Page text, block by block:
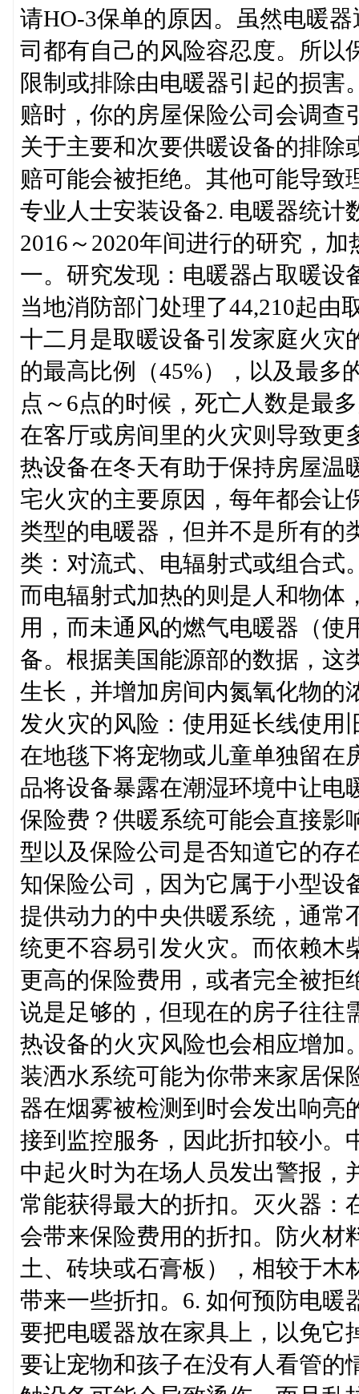
请HO-3保单的原因。虽然电暖
司都有自己的风险容忍度。所以
限制或排除由电暖器引起的损害
赔时，你的房屋保险公司会调查
关于主要和次要供暖设备的排除
赔可能会被拒绝。其他可能导致
专业人士安装设备2. 电暖器统计
2016～2020年间进行的研究，
一。研究发现：电暖器占取暖设
当地消防部门处理了44,210起由
十二月是取暖设备引发家庭火灾
的最高比例（45%），以及最多
点～6点的时候，死亡人数是最
在客厅或房间里的火灾则导致更
热设备在冬天有助于保持房屋温
宅火灾的主要原因，每年都会让
类型的电暖器，但并不是所有的
类：对流式、电辐射式或组合式
而电辐射式加热的则是人和物体
用，而未通风的燃气电暖器（使
备。根据美国能源部的数据，这
生长，并增加房间内氮氧化物的
发火灾的风险：使用延长线使用
在地毯下将宠物或儿童单独留在
品将设备暴露在潮湿环境中让电
保险费？供暖系统可能会直接影
型以及保险公司是否知道它的存
知保险公司，因为它属于小型设
提供动力的中央供暖系统，通常
统更不容易引发火灾。而依赖木
更高的保险费用，或者完全被拒
说是足够的，但现在的房子往往
热设备的火灾风险也会相应增加
装洒水系统可能为你带来家居保
器在烟雾被检测到时会发出响亮
接到监控服务，因此折扣较小。
中起火时为在场人员发出警报，
常能获得最大的折扣。灭火器：
会带来保险费用的折扣。防火材
土、砖块或石膏板），相较于木
带来一些折扣。6. 如何预防电
要把电暖器放在家具上，以免它
要让宠物和孩子在没有人看管的